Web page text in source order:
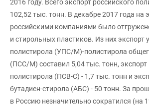
2016 году. Всего экспорт российского
102,52 тыс. тонн. В декабре 2017 года на
российскими компаниями было
и стирольных пластиков. Из них экспорт
полистирола (УПС/М)-полистирола
(ПСС/М) составил 5,04 тыс. тонн,
полистирола (ПСВ-С) - 1,7 тыс. тонн и
бутадиен-стирола (АБС) - 50 тонн. За
в Россию незначительно сократился (на